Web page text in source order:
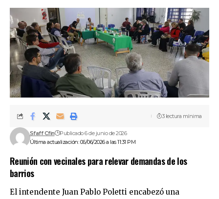
Última actualización: 06/06/2026 a las 11:31 PM
Sfaff Cfin Publicado 6 de junio de 2026
3 lectura mínima
Reunión con vecinales para relevar demandas de los
barrios
El intendente Juan Pablo Poletti encabezó una